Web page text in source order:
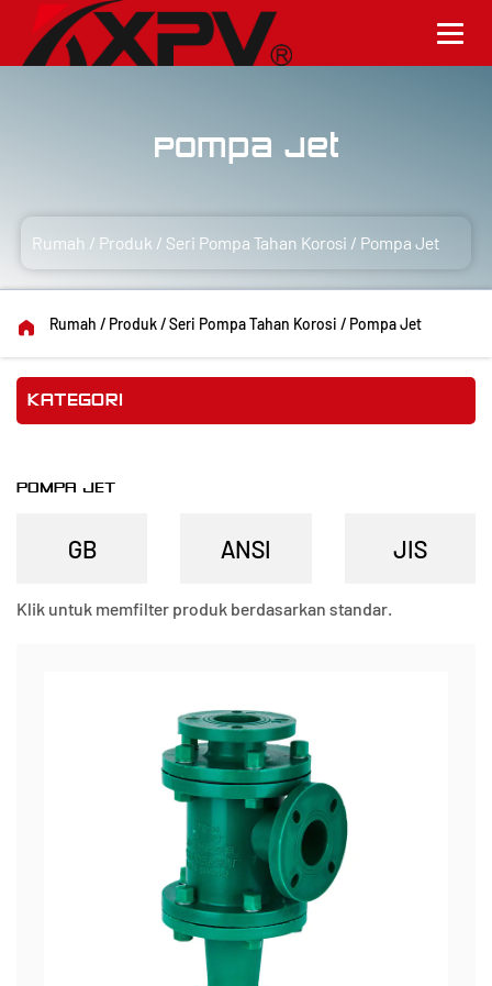
Pompa Jet
Rumah / Produk /Seri Pompa Tahan Korosi / Pompa Jet
Rumah / Produk/Seri Pompa Tahan Korosi / Pompa Jet
KATEGORI
POMPA JET
Klik untuk memfilter produk berdasarkan standar.